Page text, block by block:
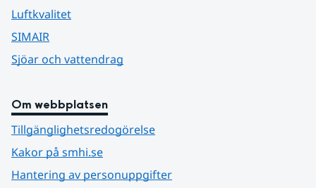
Luftkvalitet
SIMAIR
Sjöar och vattendrag
Om webbplatsen
Tillgänglighetsredogörelse
Kakor på smhi.se
Hantering av personuppgifter